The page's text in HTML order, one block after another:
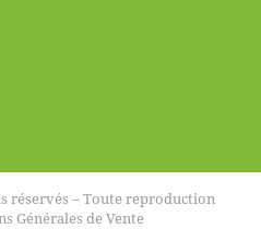
réservés – Toute reproduction
Générales de Vente